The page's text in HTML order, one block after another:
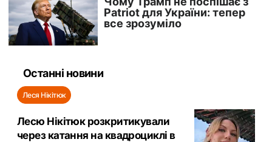
Останні новини
Леся Нікітюк
Лесю Нікітюк розкритикували
через катання на квадроциклі в